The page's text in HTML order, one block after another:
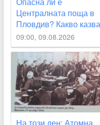
Централната поща в
Пловдив? Какво
хората за състоянието
ѝ
09:00, 09.08.2026
На този ден: Атомна